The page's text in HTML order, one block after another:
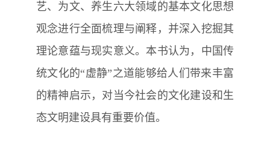
艺、为文、养生六大领域的基本文化思想
观念进行全面梳理与阐释，并深入挖掘其
理论意蕴与现实意义。本书认为，中国传
统文化的“虚静”之道能够给人们带来丰富
的精神启示，对当今社会的文化建设和生
态文明建设具有重要价值。